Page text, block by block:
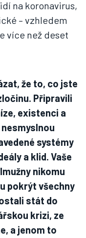
na koronavirus,
– vzhledem
více než deset
že to, co jste
Připravili
existenci a
systémy
a klid. Vaše
nikomu
pokrýt všechny
stát do
krizi, ze
a jenom to